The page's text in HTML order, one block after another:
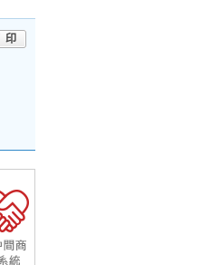
印